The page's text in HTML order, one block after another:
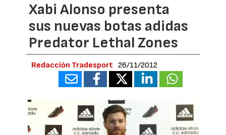
Xabi Alonso presenta
sus nuevas botas adidas
Predator Lethal Zones
Redacción Tradesport 26/11/2012